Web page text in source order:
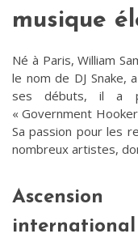
musique
Né à Paris, William
le nom de DJ Snake,
ses débuts, il a
« Government
Sa passion pour les
nombreux artistes,
international